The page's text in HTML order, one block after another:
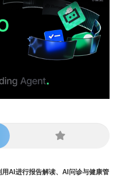
AI进行报告解读、AI问诊与健康管